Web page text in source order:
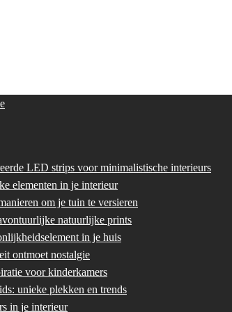
LED strips voor minimalistische interieurs
elementen in je interieur
om je tuin te versieren
natuurlijke prints
in je huis
ontmoet nostalgie
voor kinderkamers
unieke plekken en trends
in je interieur